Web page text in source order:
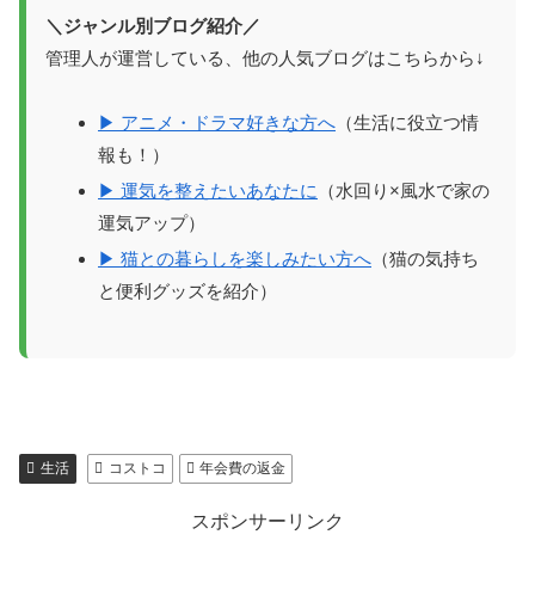
＼ジャンル別ブログ紹介／
管理人が運営している、他の人気ブログはこちらから↓
▶ アニメ・ドラマ好きな方へ （生活に役立つ情
報も！）
▶ 運気を整えたいあなたに
（水回り×風水で家の
運気アップ）
▶ 猫との暮らしを楽しみたい方へ （猫の気持ち
と便利グッズを紹介）
生活 コストコ 年会費の返金
スポンサーリンク